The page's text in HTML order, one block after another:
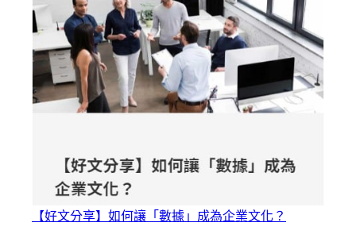
【好文分享】如何讓「數據」成為企業文化？